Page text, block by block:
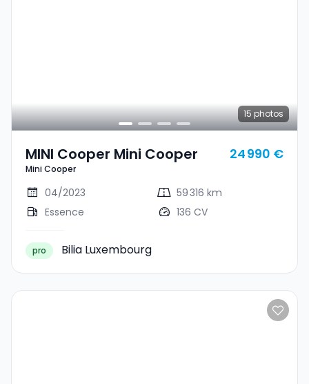
15 photos
MINI Cooper Mini Cooper
Mini Cooper
24 990 €
04/2023
59 316 km
Essence
136 CV
pro Bilia Luxembourg